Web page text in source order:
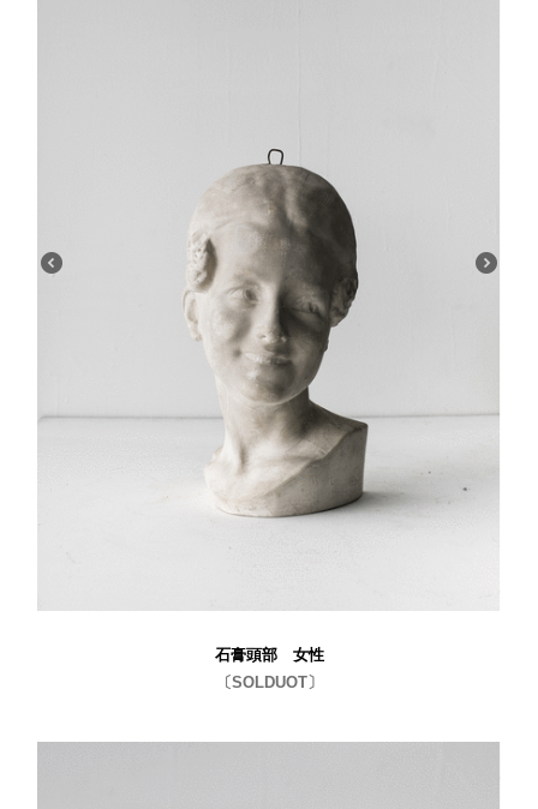
石膏頭部 女性
〔SOLDUOT〕